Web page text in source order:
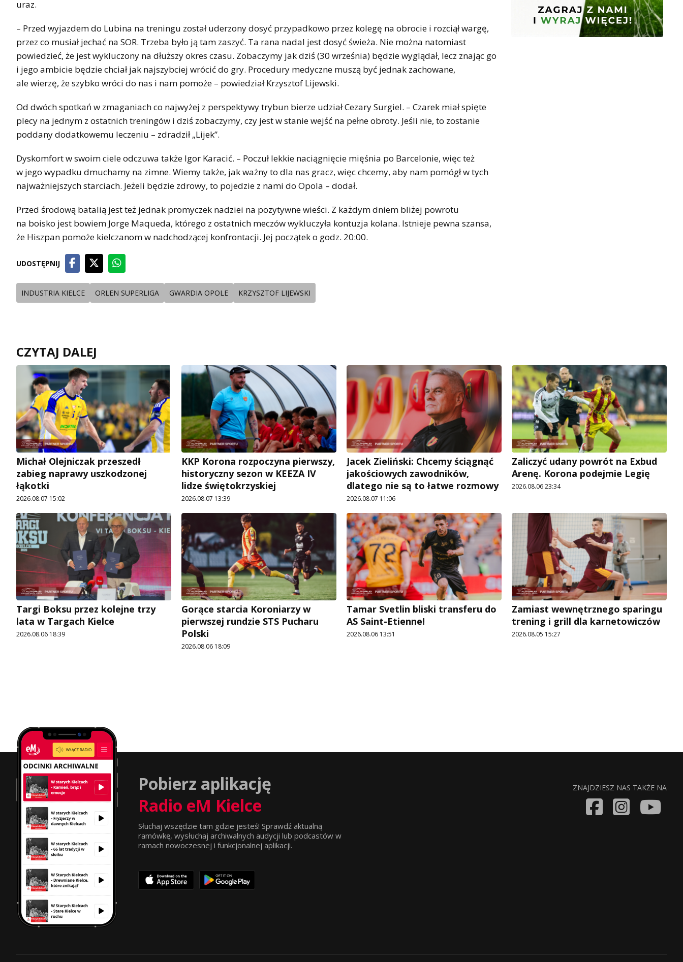
uraz.
– Przed wyjazdem do Lubina na treningu został uderzony dosyć przypadkowo przez kolegę na obrocie i rozciął wargę,
przez co musiał jechać na SOR. Trzeba było ją tam zaszyć. Ta rana nadal jest dosyć świeża. Nie można natomiast
powiedzieć, że jest wykluczony na dłuższy okres czasu. Zobaczymy jak dziś (30 września) będzie wyglądał, lecz znając go
i jego ambicie będzie chciał jak najszybciej wrócić do gry. Procedury medyczne muszą być jednak zachowane,
ale wierzę, że szybko wróci do nas i nam pomoże – powiedział Krzysztof Lijewski.
Od dwóch spotkań w zmaganiach co najwyżej z perspektywy trybun bierze udział Cezary Surgiel. – Czarek miał spięte
plecy na jednym z ostatnich treningów i dziś zobaczymy, czy jest w stanie wejść na pełne obroty. Jeśli nie, to zostanie
poddany dodatkowemu leczeniu – zdradził „Lijek”.
Dyskomfort w swoim ciele odczuwa także Igor Karacić. – Poczuł lekkie naciągnięcie mięśnia po Barcelonie, więc też
w jego wypadku dmuchamy na zimne. Wiemy także, jak ważny to dla nas gracz, więc chcemy, aby nam pomógł w tych
najważniejszych starciach. Jeżeli będzie zdrowy, to pojedzie z nami do Opola – dodał.
Przed środową batalią jest też jednak promyczek nadziei na pozytywne wieści. Z każdym dniem bliżej powrotu
na boisko jest bowiem Jorge Maqueda, którego z ostatnich meczów wykluczyła kontuzja kolana. Istnieje pewna szansa,
że Hiszpan pomoże kielczanom w nadchodzącej konfrontacji. Jej początek o godz. 20:00.
UDOSTĘPNIJ
INDUSTRIA KIELCE ORLEN SUPERLIGA GWARDIA OPOLE KRZYSZTOF LIJEWSKI
CZYTAJ DALEJ
Michał Olejniczak przeszedł
zabieg naprawy uszkodzonej
łąkotki
2026.08.07 15:02
KKP Korona rozpoczyna pierwszy,
historyczny sezon w KEEZA IV
lidze świętokrzyskiej
2026.08.07 13:39
Jacek Zieliński: Chcemy ściągnąć
jakościowych zawodników,
dlatego nie są to łatwe rozmowy
2026.08.07 11:06
Zaliczyć udany powrót na Exbud
Arenę. Korona podejmie Legię
2026.08.06 23:34
Targi Boksu przez kolejne trzy
lata w Targach Kielce
2026.08.06 18:39
Gorące starcia Koroniarzy w
pierwszej rundzie STS Pucharu
Polski
2026.08.06 18:09
Tamar Svetlin bliski transferu do
AS Saint-Etienne!
2026.08.06 13:51
Zamiast wewnętrznego sparingu
trening i grill dla karnetowiczów
2026.08.05 15:27
Pobierz aplikację
Radio eM Kielce
Słuchaj wszędzie tam gdzie jesteś! Sprawdź aktualną
ramówkę, wysłuchaj archiwalnych audycji lub podcastów w
ramach nowoczesnej i funkcjonalnej aplikacji.
ZNAJDZIESZ NAS TAKŻE NA